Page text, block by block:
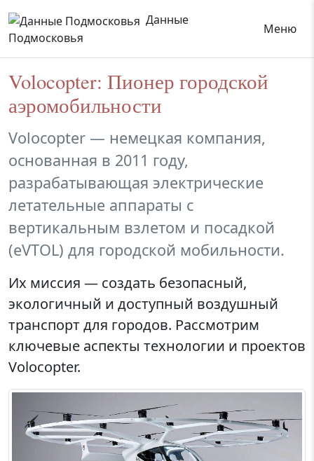
Данные
Подмосковья
Меню
Volocopter: Пионер городской
аэромобильности
Volocopter — немецкая компания,
основанная в 2011 году,
разрабатывающая электрические
летательные аппараты с
вертикальным взлетом и посадкой
(eVTOL) для городской мобильности.
Их миссия — создать безопасный,
экологичный и доступный воздушный
транспорт для городов. Рассмотрим
ключевые аспекты технологии и проектов
Volocopter.